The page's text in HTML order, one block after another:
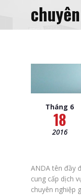
Tháng 6
18
2016
ANDA tên đầy
cung cấp dịch
chuyên nghiệp